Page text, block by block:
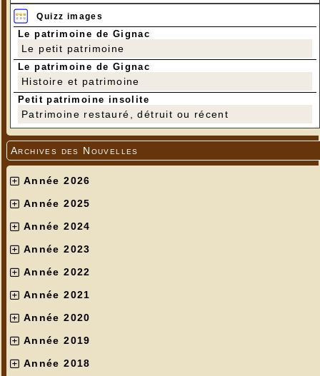
Quizz images
Le patrimoine de Gignac
Le petit patrimoine
Le patrimoine de Gignac
Histoire et patrimoine
Petit patrimoine insolite
Patrimoine restauré, détruit ou récent
Archives des Nouvelles
Année 2026
Année 2025
Année 2024
Année 2023
Année 2022
Année 2021
Année 2020
Année 2019
Année 2018